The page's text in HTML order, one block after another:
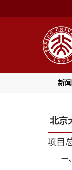
新
北京
项目
一